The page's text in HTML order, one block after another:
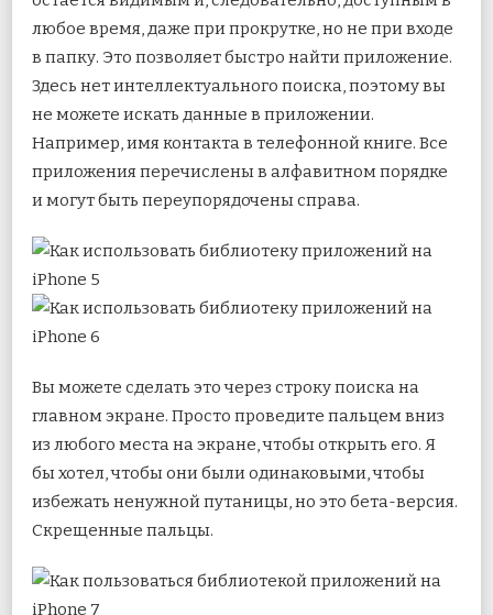
любое время, даже при прокрутке, но не при входе
в папку. Это позволяет быстро найти приложение.
Здесь нет интеллектуального поиска, поэтому вы
не можете искать данные в приложении.
Например, имя контакта в телефонной книге. Все
приложения перечислены в алфавитном порядке
и могут быть переупорядочены справа.
Вы можете сделать это через строку поиска на
главном экране. Просто проведите пальцем вниз
из любого места на экране, чтобы открыть его. Я
бы хотел, чтобы они были одинаковыми, чтобы
избежать ненужной путаницы, но это бета-версия.
Скрещенные пальцы.